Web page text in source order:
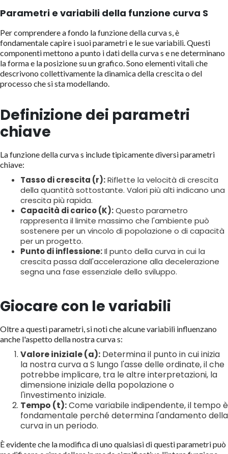
Parametri e variabili della funzione curva S
Per comprendere a fondo la funzione della curva s, è
fondamentale capire i suoi parametri e le sue variabili. Questi
componenti mettono a punto i dati della curva s e ne determinano
la forma e la posizione su un grafico. Sono elementi vitali che
descrivono collettivamente la dinamica della crescita o del
processo che si sta modellando.
Definizione dei parametri
chiave
La funzione della curva s include tipicamente diversi parametri
chiave:
Tasso di crescita (r):Riflette la velocità di crescita
della quantità sottostante. Valori più alti indicano una
crescita più rapida.
Capacità di carico (K):Questo parametro
rappresenta il limite massimo che l'ambiente può
sostenere per un vincolo di popolazione o di capacità
per un progetto.
Punto di inflessione:Il punto della curva in cui la
crescita passa dall'accelerazione alla decelerazione
segna una fase essenziale dello sviluppo.
Giocare con le variabili
Oltre a questi parametri, si noti che alcune variabili influenzano
anche l'aspetto della nostra curva s:
Valore iniziale (a): Determina il punto in cui inizia
la nostra curva a S lungo l'asse delle ordinate, il che
potrebbe implicare, tra le altre interpretazioni, la
dimensione iniziale della popolazione o
l'investimento iniziale.
Tempo (t):Come variabile indipendente, il tempo è
fondamentale perché determina l'andamento della
curva in un periodo.
È evidente che la modifica di uno qualsiasi di questi parametri può